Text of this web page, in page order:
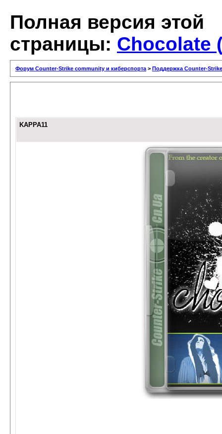
Полная версия этой
страницы: Chocolate
Форум Counter-Strike community и киберспорта > Поддержка Counter-Strike
KAPPA11